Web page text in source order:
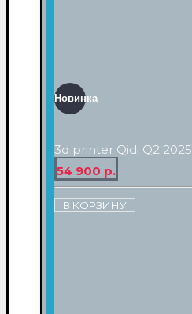
Новинка
3d printer Qidi Q2 2025
54 900 р.
В КОРЗИНУ